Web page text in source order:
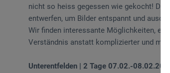
nicht so heiss gegessen wie gekocht! Der
entwerfen, um Bilder entspannt und
Wir finden interessante Möglichkeiten,
Verständnis anstatt komplizierter und
Unterentfelden | 2 Tage 07.02.-08.02.2025